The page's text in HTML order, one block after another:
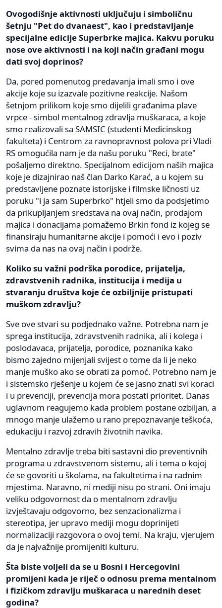
Ovogodišnje aktivnosti uključuju i simboličnu
šetnju "Pet do dvanaest", kao i predstavljanje
specijalne edicije Superbrke majica. Kakvu poruku
nose ove aktivnosti i na koji način građani mogu
dati svoj doprinos?
Da, pored pomenutog predavanja imali smo i ove
akcije koje su izazvale pozitivne reakcije. Našom
šetnjom prilikom koje smo dijelili građanima plave
vrpce - simbol mentalnog zdravlja muškaraca, a koje
smo realizovali sa SAMSIC (studenti Medicinskog
fakulteta) i Centrom za ravnopravnost polova pri Vladi
RS omogućila nam je da našu poruku "Reci, brate"
pošaljemo direktno. Specijalnom edicijom naših majica
koje je dizajnirao naš član Darko Karać, a u kojem su
predstavljene poznate istorijske i filmske ličnosti uz
poruku "i ja sam Superbrko" htjeli smo da podsjetimo
da prikupljanjem sredstava na ovaj način, prodajom
majica i donacijama pomažemo Brkin fond iz kojeg se
finansiraju humanitarne akcije i pomoći i evo i poziv
svima da nas na ovaj način i podrže.
Koliko su važni podrška porodice, prijatelja,
zdravstvenih radnika, institucija i medija u
stvaranju društva koje će ozbiljnije pristupati
muškom zdravlju?
Sve ove stvari su podjednako važne. Potrebna nam je
sprega institucija, zdravstvenih radnika, ali i kolega i
poslodavaca, prijatelja, porodice, poznanika kako
bismo zajedno mijenjali svijest o tome da li je neko
manje muško ako se obrati za pomoć. Potrebno nam je
i sistemsko rješenje u kojem će se jasno znati svi koraci
i u prevenciji, prevencija mora postati prioritet. Danas
uglavnom reagujemo kada problem postane ozbiljan, a
mnogo manje ulažemo u rano prepoznavanje teškoća,
edukaciju i razvoj zdravih životnih navika.
Mentalno zdravlje treba biti sastavni dio preventivnih
programa u zdravstvenom sistemu, ali i tema o kojoj
će se govoriti u školama, na fakultetima i na radnim
mjestima. Naravno, ni mediji nisu po strani. Oni imaju
veliku odgovornost da o mentalnom zdravlju
izvještavaju odgovorno, bez senzacionalizma i
stereotipa, jer upravo mediji mogu doprinijeti
normalizaciji razgovora o ovoj temi. Na kraju, vjerujem
da je najvažnije promijeniti kulturu.
Šta biste voljeli da se u Bosni i Hercegovini
promijeni kada je riječ o odnosu prema mentalnom
i fizičkom zdravlju muškaraca u narednih deset
godina?